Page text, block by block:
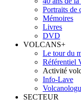
Portraits de
Mémoires
Livres
DVD
VOLCANS+
Le tour du
Référentiel
Activité
Info-Lave
SECTEUR